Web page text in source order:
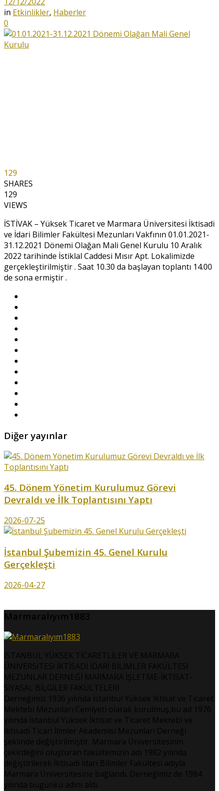
in Etkinlikler, Haberler
0
129
SHARES
129
VIEWS
İSTİVAK – Yüksek Ticaret ve Marmara Üniversitesi İktisadi
ve İdari Bilimler Fakültesi Mezunları Vakfının 01.01.2021-
31.12.2021 Dönemi Olağan Mali Genel Kurulu 10 Aralık
2022 tarihinde İstiklal Caddesi Mısır Apt. Lokalimizde
gerçekleştirilmiştir . Saat 10.30 da başlayan toplantı 14.00
de sona ermiştir .
Diğer yayınlar
45. Dönem Yönetim Kurulumuz Görevi
Devraldı ve İlk Toplantısını Yaptı
2026-07-25
İstanbul Şubemizin 45. Genel Kurulu
Gerçekleşti
2026-04-27
Marmaralıyım1883
İSTANBUL YÜKSEK TİCARETLİLER VE MARMARA
ÜNİVERSİTESİ İKTİSADİ İDARİ BİLİMLER FAKÜLTESİ
MEZUNLAR DERNEĞİ MARMARA İŞLETME-İKTİSAT-
SİYASAL BİLGİLER FAKÜLTELERİ
Derneğimiz 1936 yılında İstanbul Yüksek İktisat ve Ticaret
Mektebi Mezunları Cemiyeti olarak kurulmuş,bu ad 1976
yılında İstanbul Yüksek İktisat ve Ticaret Mektebi ve
İktisadi Ticari İlimler Akademisi Mezunları Derneği
şeklinde değiştirilmiştir. Marmara Üniversitesinin
çekirdeğini oluşturan fakültemizin adı 1982 yılında
değiştirilerek İktisadi İdari Bilimler Fakültesi adıyla
Marmara Üniversitesine bağlandı. Derneğimiz de 1984
yılında bugünkü adını aldı.